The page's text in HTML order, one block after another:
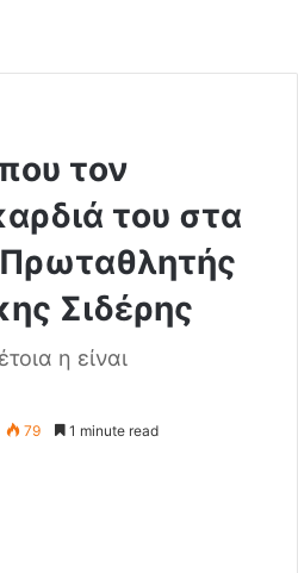
τον
του στα
Σιδέρης
η είναι
79 1 minute read